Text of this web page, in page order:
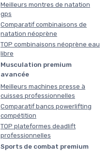
Meilleurs montres de natation
gps
Comparatif combinaisons de
natation néoprène
TOP combinaisons néoprène eau
libre
Musculation premium
avancée
Meilleurs machines presse à
cuisses professionnelles
Comparatif bancs powerlifting
compétition
TOP plateformes deadlift
professionnelles
Sports de combat premium